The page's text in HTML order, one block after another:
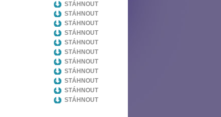
STÁHNOUT
STÁHNOUT
STÁHNOUT
STÁHNOUT
STÁHNOUT
STÁHNOUT
STÁHNOUT
STÁHNOUT
STÁHNOUT
STÁHNOUT
STÁHNOUT